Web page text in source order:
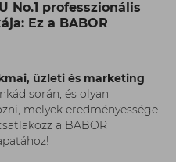
No.1 professzionális
Ez a BABOR
üzleti és marketing
során, és olyan
melyek eredményessége
a BABOR